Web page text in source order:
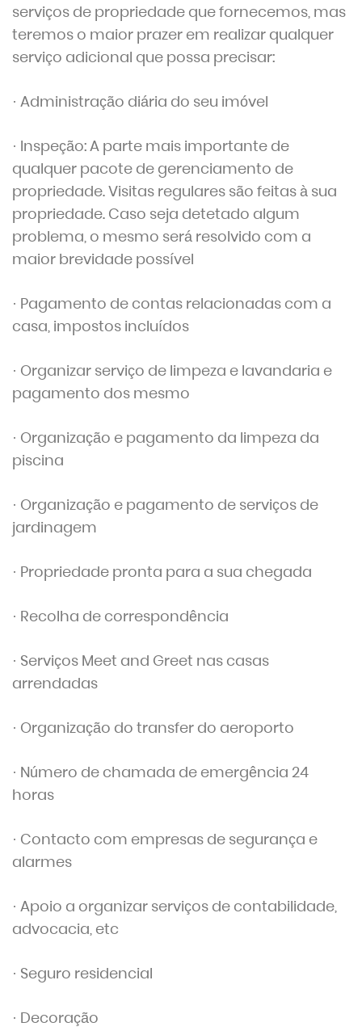
serviços de propriedade que fornecemos, mas
teremos o maior prazer em realizar qualquer
serviço adicional que possa precisar:
· Administração diária do seu imóvel
· Inspeção: A parte mais importante de
qualquer pacote de gerenciamento de
propriedade. Visitas regulares são feitas à sua
propriedade. Caso seja detetado algum
problema, o mesmo será resolvido com a
maior brevidade possível
· Pagamento de contas relacionadas com a
casa, impostos incluídos
· Organizar serviço de limpeza e lavandaria e
pagamento dos mesmo
· Organização e pagamento da limpeza da
piscina
· Organização e pagamento de serviços de
jardinagem
· Propriedade pronta para a sua chegada
· Recolha de correspondência
· Serviços Meet and Greet nas casas
arrendadas
· Organização do transfer do aeroporto
· Número de chamada de emergência 24
horas
· Contacto com empresas de segurança e
alarmes
· Apoio a organizar serviços de contabilidade,
advocacia, etc
· Seguro residencial
· Decoração